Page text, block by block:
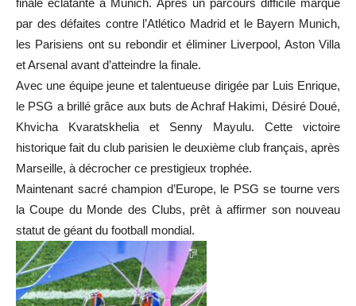
finale éclatante à Munich. Après un parcours difficile marqué
par des défaites contre l’Atlético Madrid et le Bayern Munich,
les Parisiens ont su rebondir et éliminer Liverpool, Aston Villa
et Arsenal avant d’atteindre la finale.
Avec une équipe jeune et talentueuse dirigée par Luis Enrique,
le PSG a brillé grâce aux buts de Achraf Hakimi, Désiré Doué,
Khvicha Kvaratskhelia et Senny Mayulu. Cette victoire
historique fait du club parisien le deuxième club français, après
Marseille, à décrocher ce prestigieux trophée.
Maintenant sacré champion d’Europe, le PSG se tourne vers
la Coupe du Monde des Clubs, prêt à affirmer son nouveau
statut de géant du football mondial.